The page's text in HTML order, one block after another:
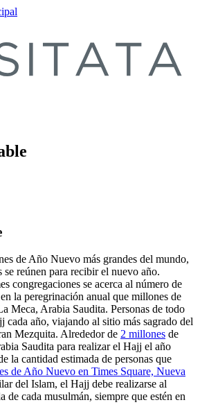
de Año Nuevo más grandes del mundo,
se reúnen para recibir el nuevo año.
congregaciones se acerca al número de
la peregrinación anual que millones de
Meca, Arabia Saudita. Personas de todo
cada año, viajando al sitio más sagrado del
Mezquita. Alrededor de 2 millones de
Saudita para realizar el Hajj el año
la cantidad estimada de personas que
de Año Nuevo en Times Square, Nueva
del Islam, el Hajj debe realizarse al
de cada musulmán, siempre que estén en